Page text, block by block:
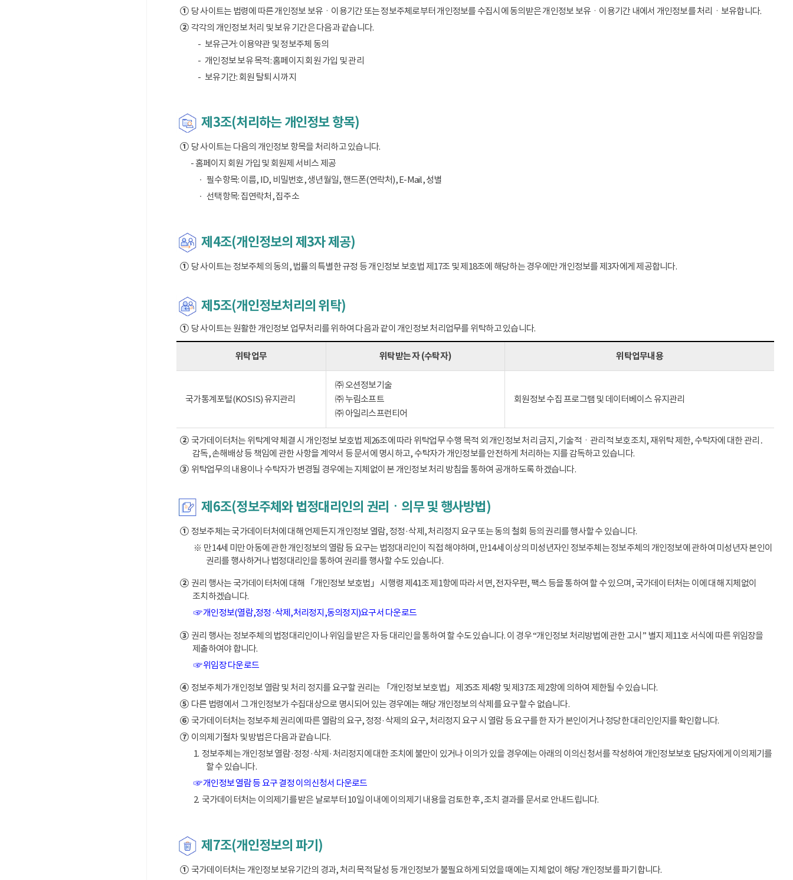
①당 사이트는 법령에 따른 개인정보 보유ㆍ이용기간 또는 정보주체로부터 개인정보를 수집시에 동의받은 개인정보 보유ㆍ이용기간 내에서 개인정보를 처리ㆍ보유합니다.
②각각의 개인정보 처리 및 보유 기간은 다음과 같습니다.
보유근거: 이용약관 및 정보주체 동의
개인정보 보유 목적: 홈페이지 회원 가입 및 관리
보유기간: 회원 탈퇴 시까지
제3조(처리하는 개인정보 항목)
①당 사이트는 다음의 개인정보 항목을 처리하고 있습니다.
- 홈페이지 회원 가입 및 회원제 서비스 제공
필수항목: 이름, ID, 비밀번호, 생년월일, 핸드폰(연락처), E-Mail, 성별
선택항목: 집연락처, 집주소
제4조(개인정보의 제3자 제공)
①당 사이트는 정보주체의 동의, 법률의 특별한 규정 등 개인정보 보호법 제17조 및 제18조에 해당하는 경우에만 개인정보를 제3자에게 제공합니다.
제5조(개인정보처리의 위탁)
①당 사이트는 원활한 개인정보 업무처리를 위하여 다음과 같이 개인정보 처리업무를 위탁하고 있습니다.
위탁업무 위탁받는 자 (수탁자) 위탁업무내용
국가통계포털(KOSIS) 유지관리
㈜ 오션정보기술
㈜ 누림소프트
㈜ 아일리스프런티어
회원정보 수집 프로그램 및 데이터베이스 유지관리
②국가데이터처는 위탁계약 체결 시 개인정보 보호법 제26조에 따라 위탁업무 수행 목적 외 개인정보 처리 금지, 기술적ㆍ관리적 보호조치, 재위탁 제한, 수탁자에 대한 관리․
감독, 손해배상 등 책임에 관한 사항을 계약서 등 문서에 명시하고, 수탁자가 개인정보를 안전하게 처리하는 지를 감독하고 있습니다.
③위탁업무의 내용이나 수탁자가 변경될 경우에는 지체없이 본 개인정보 처리 방침을 통하여 공개하도록 하겠습니다.
제6조(정보주체와 법정대리인의 권리ㆍ의무 및 행사방법)
①정보주체는 국가데이터처에 대해 언제든지 개인정보 열람, 정정·삭제, 처리정지 요구 또는 동의 철회 등의 권리를 행사할 수 있습니다.
※ 만14세 미만 아동에 관한 개인정보의 열람 등 요구는 법정대리인이 직접 해야하며, 만14세 이상의 미성년자인 정보주체는 정보주체의 개인정보에 관하여 미성년자 본인이
권리를 행사하거나 법정대리인을 통하여 권리를 행사할 수도 있습니다.
②권리 행사는 국가데이터처에 대해 「개인정보 보호법」 시행령 제41조 제1항에 따라 서면, 전자우편, 팩스 등을 통하여 할 수 있으며, 국가데이터처는 이에 대해 지체없이
조치하겠습니다.
☞ 개인정보(열람,정정·삭제,처리정지,동의정지)요구서 다운로드
③권리 행사는 정보주체의 법정대리인이나 위임을 받은 자 등 대리인을 통하여 할 수도 있습니다. 이 경우 “개인정보 처리방법에 관한 고시” 별지 제11호 서식에 따른 위임장을
제출하여야 합니다.
☞ 위임장 다운로드
④정보주체가 개인정보 열람 및 처리 정지를 요구할 권리는 「개인정보 보호법」 제35조 제4항 및 제37조 제2항에 의하여 제한될 수 있습니다.
⑤다른 법령에서 그 개인정보가 수집대상으로 명시되어 있는 경우에는 해당 개인정보의 삭제를 요구할 수 없습니다.
⑥국가데이터처는 정보주체 권리에 따른 열람의 요구, 정정·삭제의 요구, 처리정지 요구 시 열람 등 요구를 한 자가 본인이거나 정당한 대리인인지를 확인합니다.
⑦이의제기절차 및 방법은 다음과 같습니다.
1. 정보주체는 개인정보 열람·정정·삭제·처리정지에 대한 조치에 불만이 있거나 이의가 있을 경우에는 아래의 이의신청서를 작성하여 개인정보보호 담당자에게 이의제기를
할 수 있습니다.
☞ 개인정보 열람 등 요구 결정 이의신청서 다운로드
2. 국가데이터처는 이의제기를 받은 날로부터 10일 이내에 이의제기 내용을 검토한 후, 조치 결과를 문서로 안내드립니다.
제7조(개인정보의 파기)
①국가데이터처는 개인정보 보유기간의 경과, 처리 목적 달성 등 개인정보가 불필요하게 되었을 때에는 지체 없이 해당 개인정보를 파기합니다.